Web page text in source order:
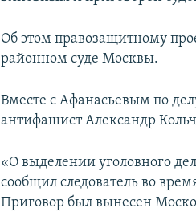
Об этом правозащитному
районном суде Москвы.
Вместе с Афанасьевым по
антифашист Александр
«О выделении уголовного
сообщил следователь во
Приговор был вынесен